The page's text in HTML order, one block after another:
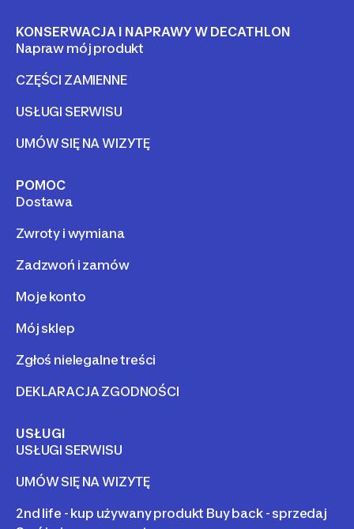
KONSERWACJA I NAPRAWY W DECATHLON
Napraw mój produkt
CZĘŚCI ZAMIENNE
USŁUGI SERWISU
UMÓW SIĘ NA WIZYTĘ
POMOC
Dostawa
Zwroty i wymiana
Zadzwoń i zamów
Moje konto
Mój sklep
Zgłoś nielegalne treści
DEKLARACJA ZGODNOŚCI
USŁUGI
USŁUGI SERWISU
UMÓW SIĘ NA WIZYTĘ
2nd life - kup używany produkt Buy back - sprzedaj